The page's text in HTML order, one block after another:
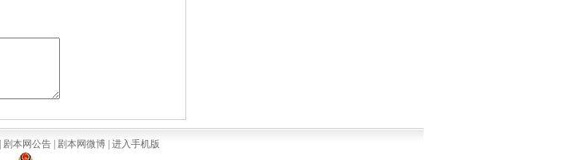
剧本网公告| 剧本网微博| 进入手机版